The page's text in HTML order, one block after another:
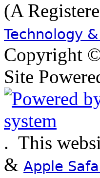
(A
Technology
Copyright
Site
. This
& Apple